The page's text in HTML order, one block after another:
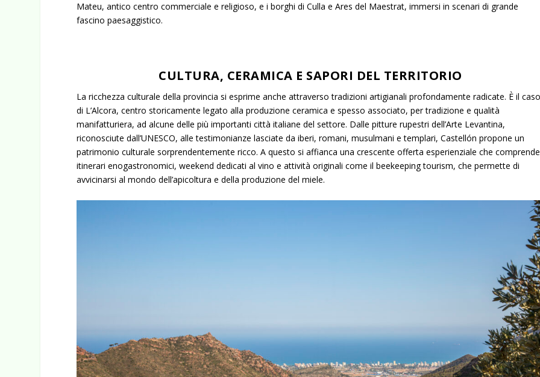
Mateu, antico centro commerciale e religioso, e i borghi di Culla e Ares del Maestrat, immersi in scenari di grande
fascino paesaggistico.
CULTURA, CERAMICA E SAPORI DEL TERRITORIO
La ricchezza culturale della provincia si esprime anche attraverso tradizioni artigianali profondamente radicate. È il
di L’Alcora, centro storicamente legato alla produzione ceramica e spesso associato, per tradizione e qualità
manifatturiera, ad alcune delle più importanti città italiane del settore. Dalle pitture rupestri dell’Arte Levantina,
riconosciute dall’UNESCO, alle testimonianze lasciate da iberi, romani, musulmani e templari, Castellón propone un
patrimonio culturale sorprendentemente ricco. A questo si affianca una crescente offerta esperienziale che comprende
itinerari enogastronomici, weekend dedicati al vino e attività originali come il beekeeping tourism, che permette di
avvicinarsi al mondo dell’apicoltura e della produzione del miele.